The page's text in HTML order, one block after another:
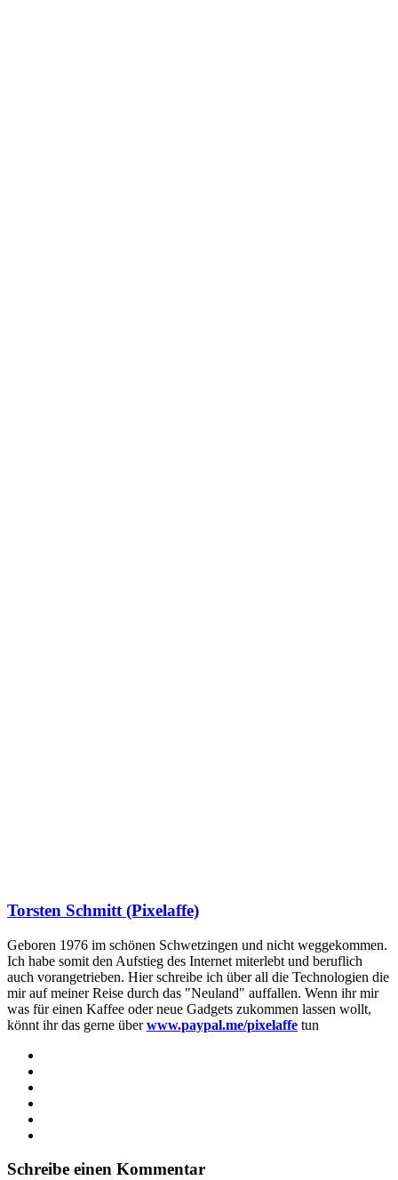
Torsten Schmitt (Pixelaffe)
Geboren 1976 im schönen Schwetzingen und nicht weggekommen.
Ich habe somit den Aufstieg des Internet miterlebt und beruflich
auch vorangetrieben. Hier schreibe ich über all die Technologien die
mir auf meiner Reise durch das "Neuland" auffallen. Wenn ihr mir
was für einen Kaffee oder neue Gadgets zukommen lassen wollt,
könnt ihr das gerne überwww.paypal.me/pixelaffe tun
Schreibe einen Kommentar